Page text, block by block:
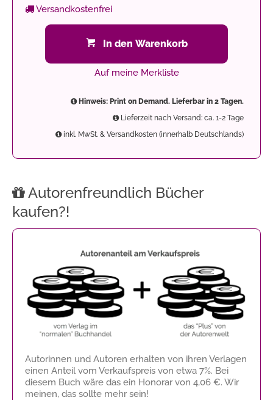
Versandkostenfrei
In den Warenkorb
Auf meine Merkliste
Hinweis: Print on Demand. Lieferbar in 2 Tagen.
Lieferzeit nach Versand: ca. 1-2 Tage
inkl. MwSt. & Versandkosten (innerhalb Deutschlands)
Autorenfreundlich Bücher
kaufen?!
Autorinnen und Autoren erhalten von ihren Verlagen
einen Anteil vom Verkaufspreis von etwa 7%. Bei
diesem Buch wäre das ein Honorar von 4,06 €. Wir
meinen, das sollte mehr sein!